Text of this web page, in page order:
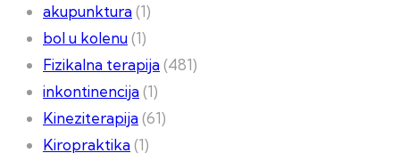
akupunktura(1)
bol u kolenu(1)
Fizikalna terapija(481)
inkontinencija(1)
Kineziterapija(61)
Kiropraktika(1)